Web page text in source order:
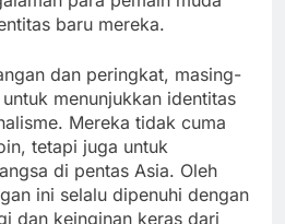
baru mereka.
dan peringkat, masing-
menunjukkan identitas
Mereka tidak cuma
tetapi juga untuk
di pentas Asia. Oleh
ini selalu dipenuhi dengan
dan keinginan keras dari